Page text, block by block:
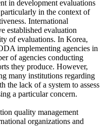
in development evaluations
in the context of
International
established evaluation
of evaluations. In Korea,
implementing agencies in
of agencies conducting
they produce. However,
many institutions regarding
the lack of a system to assess
a particular concern.
quality management
organizations and